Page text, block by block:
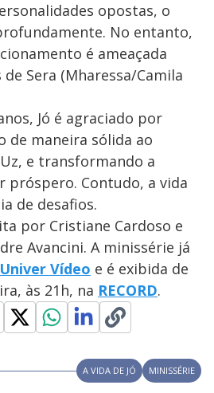
opostas, o
No entanto,
é ameaçada
Sera (Mharessa/Camila
Jó é agraciado por
de maneira sólida ao
e transformando a
próspero. Contudo, a vida
de desafios.
por Cristiane Cardoso e
Avancini. A minissérie já
Univer Vídeo e é exibida de
às 21h, na RECORD.
A VIDA DE JÓ MINISSÉRIE